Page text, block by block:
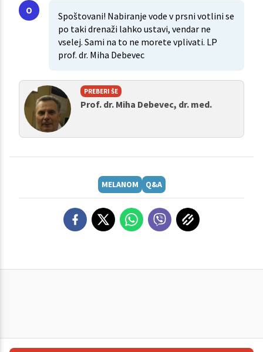
Spoštovani! Nabiranje vode v prsni votlini se
po taki drenaži lahko ustavi, vendar ne
vselej. Sami na to ne morete vplivati. LP
prof. dr. Miha Debevec
PREBERI ŠE
Prof. dr. Miha Debevec, dr. med.
MELANOM Q&A